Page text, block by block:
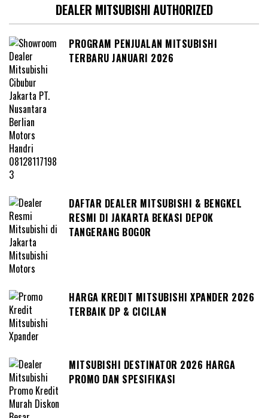
DEALER MITSUBISHI AUTHORIZED
PROGRAM PENJUALAN MITSUBISHI
TERBARU JANUARI 2026
DAFTAR DEALER MITSUBISHI & BENGKEL
RESMI DI JAKARTA BEKASI DEPOK
TANGERANG BOGOR
HARGA KREDIT MITSUBISHI XPANDER 2026
TERBAIK DP & CICILAN
MITSUBISHI DESTINATOR 2026 HARGA
PROMO DAN SPESIFIKASI